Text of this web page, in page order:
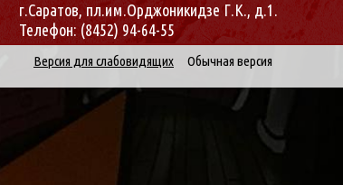
г.Саратов, пл.им.Орджоникидзе Г.К., д.1.
Телефон: (8452) 94-64-55
Версия для слабовидящих Обычная версия